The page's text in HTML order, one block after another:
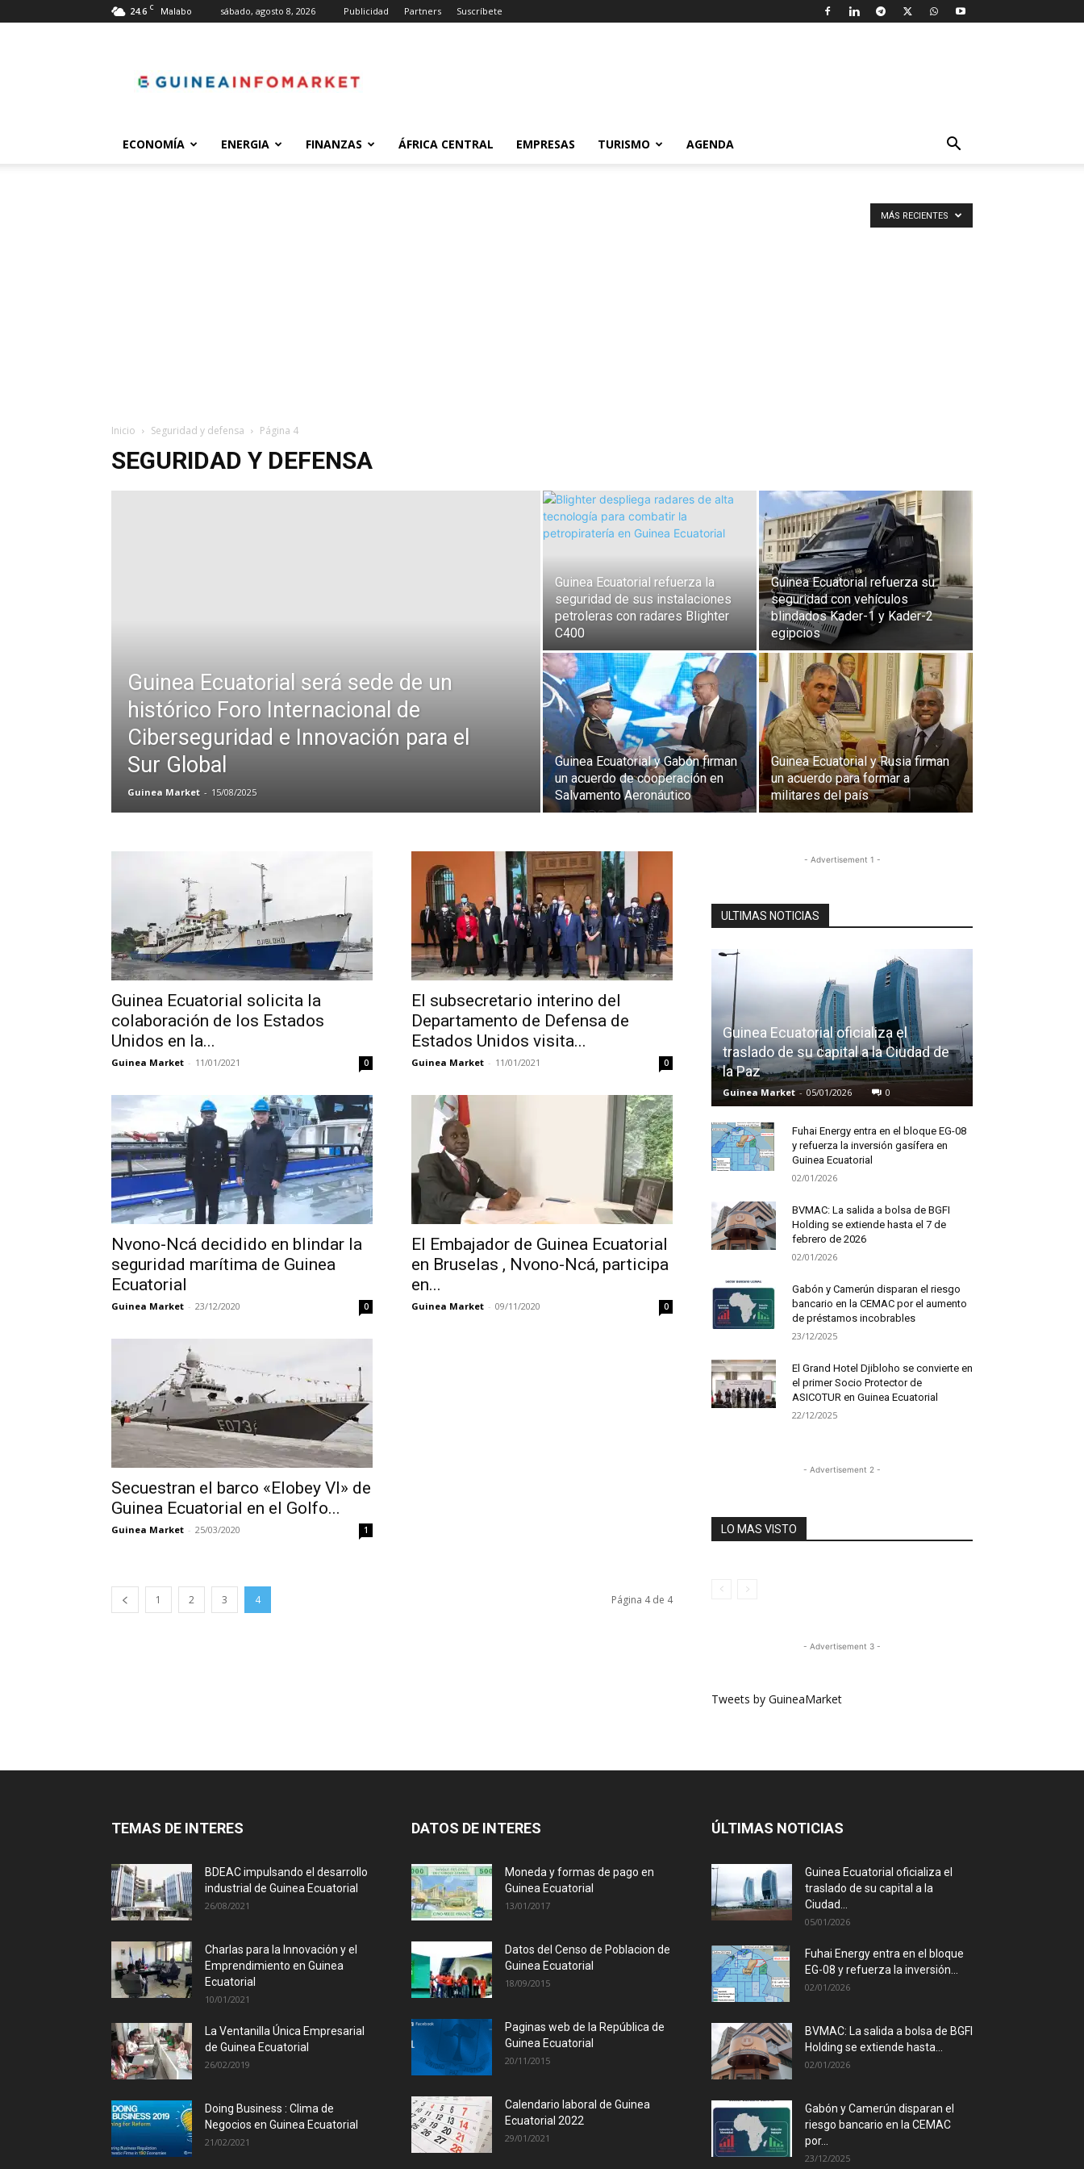
24.6 C Malabo sábado, agosto 8, 2026 Publicidad Partners Suscríbete
ECONOMÍA ENERGIA FINANZAS ÁFRICA CENTRAL EMPRESAS TURISMO AGENDA
Inicio Seguridad y defensa Página 4
SEGURIDAD Y DEFENSA
MÁS RECIENTES
Guinea Ecuatorial será sede de un
histórico Foro Internacional de
Ciberseguridad e Innovación para el
Sur Global
Guinea Market - 15/08/2025
Guinea Ecuatorial refuerza la
seguridad de sus instalaciones
petroleras con radares Blighter
C400
Guinea Ecuatorial refuerza su
seguridad con vehículos
blindados Kader-1 y Kader-2
egipcios
Guinea Ecuatorial y Gabón firman
un acuerdo de cooperación en
Salvamento Aeronáutico
Guinea Ecuatorial y Rusia firman
un acuerdo para formar a
militares del país
Guinea Ecuatorial solicita la
colaboración de los Estados
Unidos en la...
Guinea Market - 11/01/2021 0
El subsecretario interino del
Departamento de Defensa de
Estados Unidos visita...
Guinea Market - 11/01/2021 0
Nvono-Ncá decidido en blindar la
seguridad marítima de Guinea
Ecuatorial
Guinea Market - 23/12/2020 0
El Embajador de Guinea Ecuatorial
en Bruselas , Nvono-Ncá, participa
en...
Guinea Market - 09/11/2020 0
Secuestran el barco «Elobey VI» de
Guinea Ecuatorial en el Golfo...
Guinea Market - 25/03/2020 1
1 2 3 4 Página 4 de 4
- Advertisement 1 -
ULTIMAS NOTICIAS
Guinea Ecuatorial oficializa el
traslado de su capital a la Ciudad de
la Paz
Guinea Market - 05/01/2026 0
Fuhai Energy entra en el bloque EG-08
y refuerza la inversión gasífera en
Guinea Ecuatorial
02/01/2026
BVMAC: La salida a bolsa de BGFI
Holding se extiende hasta el 7 de
febrero de 2026
02/01/2026
Gabón y Camerún disparan el riesgo
bancario en la CEMAC por el aumento
de préstamos incobrables
23/12/2025
El Grand Hotel Djibloho se convierte en
el primer Socio Protector de
ASICOTUR en Guinea Ecuatorial
22/12/2025
- Advertisement 2 -
LO MAS VISTO
- Advertisement 3 -
Tweets by GuineaMarket
TEMAS DE INTERES
BDEAC impulsando el desarrollo
industrial de Guinea Ecuatorial
26/08/2021
Charlas para la Innovación y el
Emprendimiento en Guinea
Ecuatorial
10/01/2021
La Ventanilla Única Empresarial
de Guinea Ecuatorial
26/02/2019
Doing Business : Clima de
Negocios en Guinea Ecuatorial
21/02/2021
DATOS DE INTERES
Moneda y formas de pago en
Guinea Ecuatorial
13/01/2017
Datos del Censo de Poblacion de
Guinea Ecuatorial
18/09/2015
Paginas web de la República de
Guinea Ecuatorial
20/11/2015
Calendario laboral de Guinea
Ecuatorial 2022
29/01/2021
ÚLTIMAS NOTICIAS
Guinea Ecuatorial oficializa el
traslado de su capital a la
Ciudad...
05/01/2026
Fuhai Energy entra en el bloque
EG-08 y refuerza la inversión...
02/01/2026
BVMAC: La salida a bolsa de BGFI
Holding se extiende hasta...
02/01/2026
Gabón y Camerún disparan el
riesgo bancario en la CEMAC
por...
23/12/2025